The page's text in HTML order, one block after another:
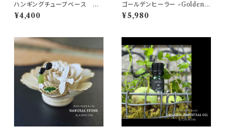
ハンギングチューブベース Ha
nging Tube Base おしゃ
れ インテリア 浄化アイテム
¥4,400
ゴールデンヒーラー -Golden h
ealer -天然石 クラスター ヒマ
ラヤ水晶 バルチスタン産 レムリ
ジティブ♡浄化 インテリア 置き
石】
¥5,980